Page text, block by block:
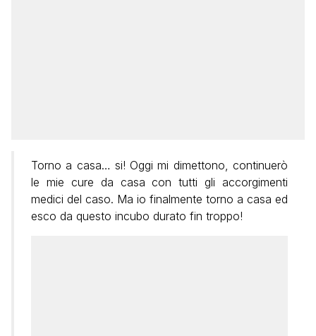
Torno a casa… si! Oggi mi dimettono, continuerò
le mie cure da casa con tutti gli accorgimenti
medici del caso. Ma io finalmente torno a casa ed
esco da questo incubo durato fin troppo!